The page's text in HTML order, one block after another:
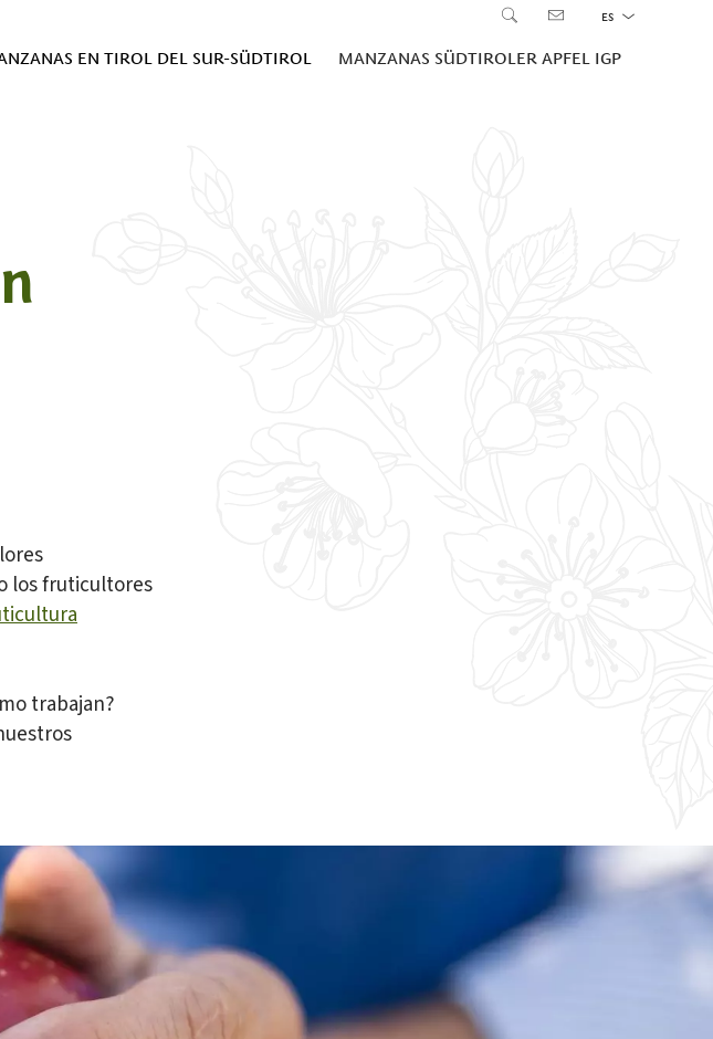
ES
EN TIROL DEL SUR-SÜDTIROL MANZANAS SÜDTIROLER APFEL IGP
los fruticultores
trabajan?